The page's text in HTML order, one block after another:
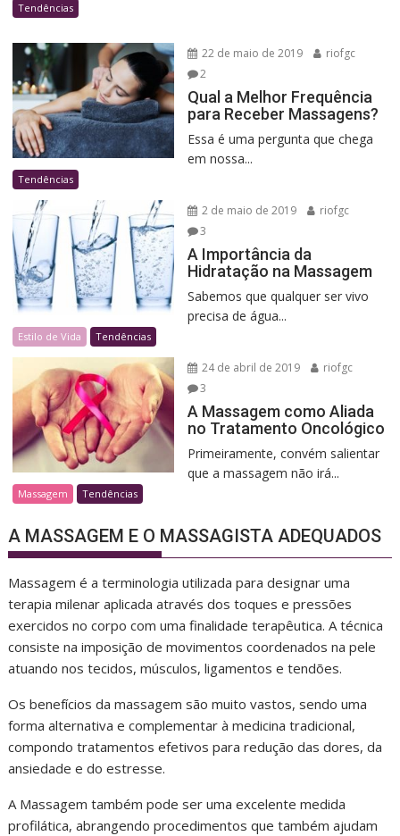
Tendências
22 de maio de 2019
riofgc
2
Qual a Melhor Frequência
para Receber Massagens?
Essa é uma pergunta que chega
em nossa...
Tendências
2 de maio de 2019
riofgc
3
A Importância da
Hidratação na Massagem
Sabemos que qualquer ser vivo
precisa de água...
Estilo de Vida Tendências
24 de abril de 2019
riofgc
3
A Massagem como Aliada
no Tratamento Oncológico
Primeiramente, convém salientar
que a massagem não irá...
Massagem Tendências
A MASSAGEM E O MASSAGISTA ADEQUADOS
Massagem é a terminologia utilizada para designar uma
terapia milenar aplicada através dos toques e pressões
exercidos no corpo com uma finalidade terapêutica. A técnica
consiste na imposição de movimentos coordenados na pele
atuando nos tecidos, músculos, ligamentos e tendões.
Os benefícios da massagem são muito vastos, sendo uma
forma alternativa e complementar à medicina tradicional,
compondo tratamentos efetivos para redução das dores, da
ansiedade e do estresse.
A Massagem também pode ser uma excelente medida
profilática, abrangendo procedimentos que também ajudam